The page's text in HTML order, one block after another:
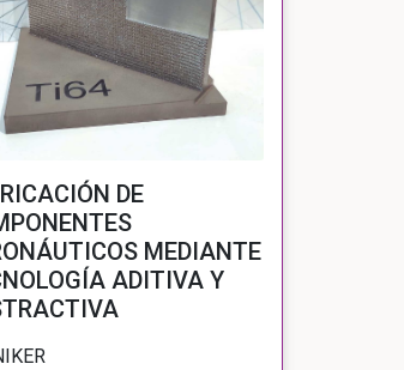
DE
MEDIANTE
ADITIVA Y